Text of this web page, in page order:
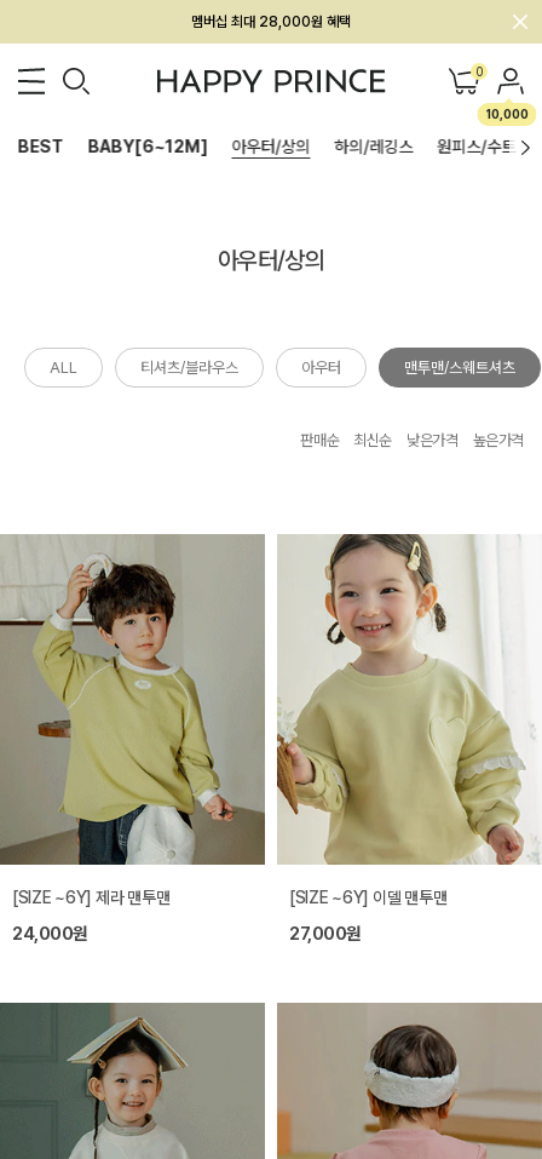
멤버십 최대 28,000원 혜택
0
10,000
BEST BABY[6~12M] 아우터/상의 하의/레깅스 원피스/수트
아우터/상의
ALL 티셔츠/블라우스 아우터 맨투맨/스웨트셔츠
판매순 최신순 낮은가격 높은가격
[SIZE ~6Y] 제라 맨투맨
24,000원
[SIZE ~6Y] 이델 맨투맨
27,000원